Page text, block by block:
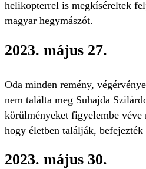
helikopterrel is megkíséreltek
magyar hegymászót.
2023. május 27.
Oda minden remény,
nem találta meg Suhajda
körülményeket figyelembe véve
hogy életben találják, befejezték
2023. május 30.